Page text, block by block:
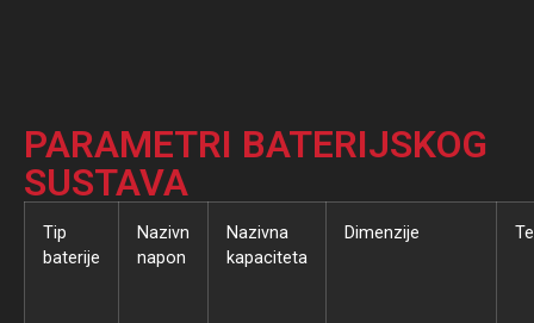
PARAMETRI BATERIJSKOG
SUSTAVA
Tip
baterije
Nazivn
napon
Nazivna
kapaciteta
Dimenzije